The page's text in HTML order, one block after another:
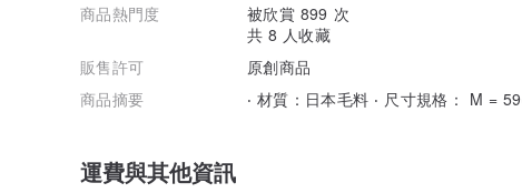
商品熱門度
被欣賞 899 次
共 8 人收藏
販售許可
原創商品
商品摘要
‧ 材質：日本毛料 ‧ 尺寸規格： M =
運費與其他資訊